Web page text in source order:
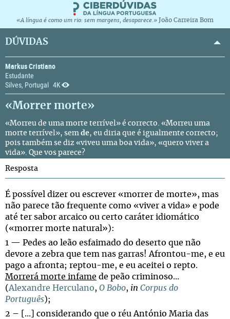
«A língua é como um rio: sem margens, desaparece.» João Carreira Bom
DÚVIDAS
Markus Cristiano
Estudante
Silves, Portugal 4K
«Morrer morte»
«Morreu de uma morte terrível» é correcto. «Morreu uma
morte terrível», sem de, eu diria que é igualmente correcto;
pois também se diz «viveu uma boa vida», «quero viver a
vida». Que vos parece?
Resposta
É possível dizer ou escrever «morrer de morte», mas
não parece tão frequente como «viver a vida» e pode
até ter sabor arcaico ou certo caráter idiomático
(«morrer morte natural»):
1 — Pedes ao leão esfaimado do deserto que não
devore a zebra que tem nas garras! Afrontou-me, e eu
pago a afronta; reptou-me, e eu aceitei o repto.
Morrerá morte infame de peão criminoso...
(Alexandre Herculano, O Bobo, in Corpus do
Português);
2 – [...] considerando que o réu António Maria das